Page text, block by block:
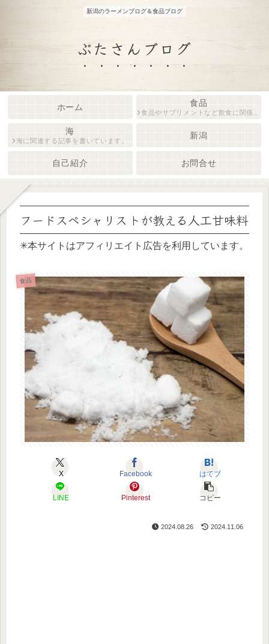
新潟のラーメンブログ＆食品ブログ
ぶたさんブログ
ホーム 食品
食品やサプリメントなど飲食に関係する内容をフードスペシャリストがご紹介します。
海
海に関連する記事を書いています。
新潟
自己紹介 お問合せ
フードスペシャリストが教える人工甘味料
✳︎本サイトはアフィリエイト広告を利用しています。
食品
X Facebook はてブ
LINE Pinterest コピー
2024.08.26 2024.11.06